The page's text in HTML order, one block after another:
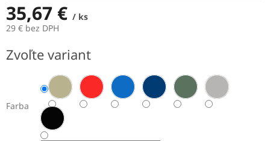
35,67 € / ks
29 € bez DPH
cena:
Zvoľte variant
Farba